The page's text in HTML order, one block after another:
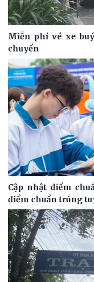
Miễn phí vé xe
chuyển
Cập nhật điểm
điểm chuẩn trúng